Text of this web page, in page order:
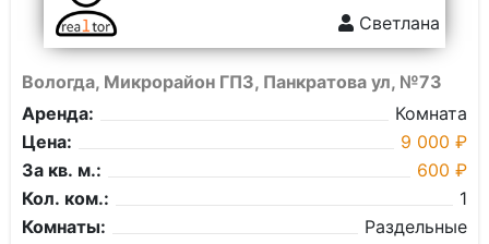
Светлана
Вологда, Микрорайон ГПЗ, Панкратова ул, №73
Аренда:
Комната
Цена:
9 000 ₽
За кв. м.:
600 ₽
Кол. ком.:
1
Комнаты:
Раздельные